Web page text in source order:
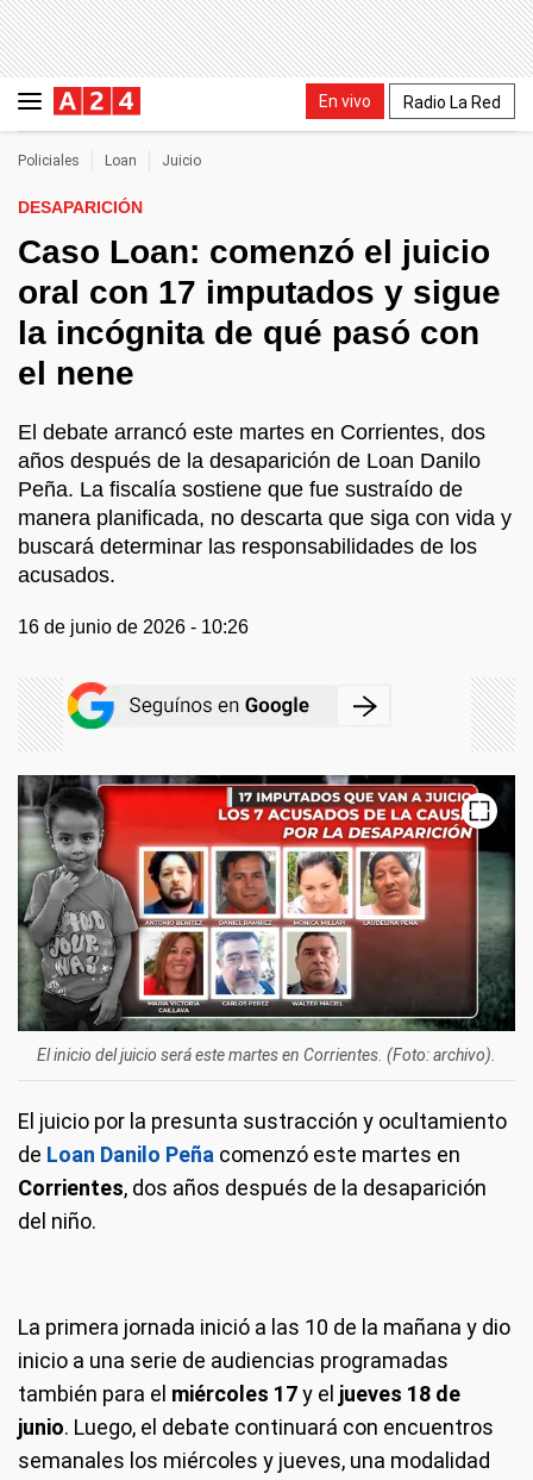
En vivo Radio La Red
Policiales Loan Juicio
DESAPARICIÓN
Caso Loan: comenzó el juicio
oral con 17 imputados y sigue
la incógnita de qué pasó con
el nene
El debate arrancó este martes en Corrientes, dos
años después de la desaparición de Loan Danilo
Peña. La fiscalía sostiene que fue sustraído de
manera planificada, no descarta que siga con vida y
buscará determinar las responsabilidades de los
acusados.
16 de junio de 2026 - 10:26
El inicio del juicio será este martes en Corrientes. (Foto: archivo).
El juicio por la presunta sustracción y ocultamiento
de Loan Danilo Peña comenzó este martes en
Corrientes, dos años después de la desaparición
del niño.
La primera jornada inició a las 10 de la mañana y dio
inicio a una serie de audiencias programadas
también para el miércoles 17y el jueves 18 de
junio. Luego, el debate continuará con encuentros
semanales los miércoles y jueves, una modalidad